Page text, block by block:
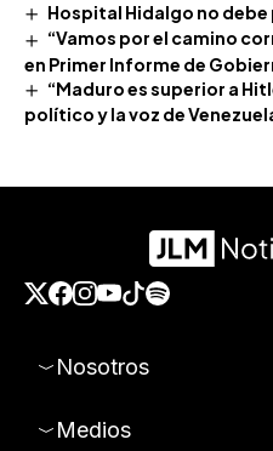
Hospital Hidalgo no debe
“Vamos por el camino
en Primer Informe de
“Maduro es superior a
político y la voz de
Nosotros
Medios